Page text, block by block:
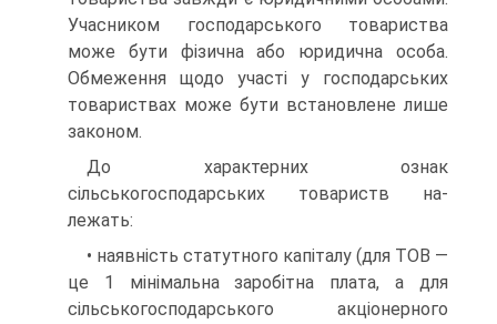
Учасником госпо­дарського товариства
може бути фізична або юридична особа.
Обме­ження щодо участі у господарських
товариствах може бути встанов­лене лише
законом.
До характерних ознак
сільськогосподарських товариств на­
лежать:
• наявність статутного капіталу (для ТОВ —
це 1 мінімальна за­робітна плата, а для
сільськогосподарського акціонерного